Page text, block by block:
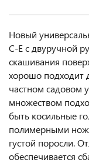
Новый
C-E с двуручной
скашивания
хорошо подходит
частном садовом
множеством
быть косильные
полимерными
густой поросли.
обеспечивается